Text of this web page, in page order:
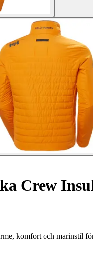
Crew
komfort och marinstil